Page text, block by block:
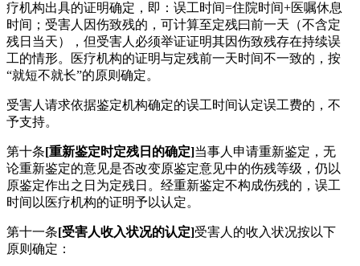
疗机构出具的证明确定，即：误工时间=住院时间+医嘱休息
时间；受害人因伤致残的，可计算至定残曰前一天（不含定
残日当天），但受害人必须举证证明其因伤致残存在持续误
工的情形。医疗机构的证明与定残前一天时间不一致的，按
“就短不就长”的原则确定。
受害人请求依据鉴定机构确定的误工时间认定误工费的，不
予支持。
第十条[重新鉴定时定残日的确定]当事人申请重新鉴定，无
论重新鉴定的意见是否改变原鉴定意见中的伤残等级，仍以
原鉴定作出之日为定残日。经重新鉴定不构成伤残的，误工
时间以医疗机构的证明予以认定。
第十一条[受害人收入状况的认定]受害人的收入状况按以下
原则确定：